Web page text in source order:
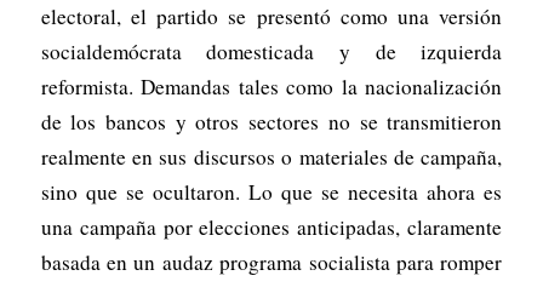
electoral, el partido se presentó como una versión
socialdemócrata domesticada y de izquierda
reformista. Demandas tales como la nacionalización
de los bancos y otros sectores no se transmitieron
realmente en sus discursos o materiales de campaña,
sino que se ocultaron. Lo que se necesita ahora es
una campaña por elecciones anticipadas, claramente
basada en un audaz programa socialista para romper